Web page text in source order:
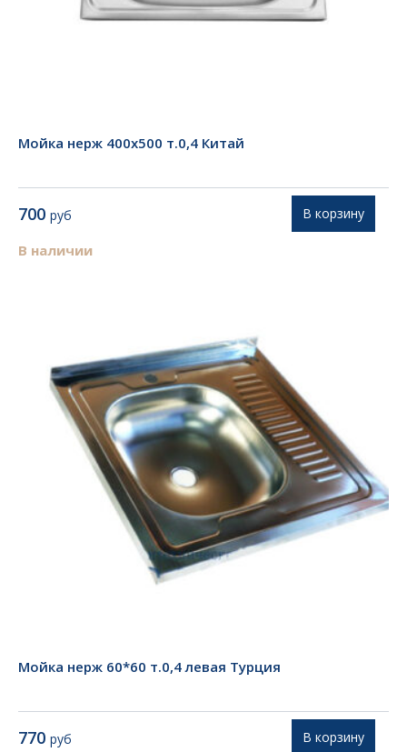
Мойка нерж 400х500 т.0,4 Китай
700 руб
В наличии
В корзину
Мойка нерж 60*60 т.0,4 левая Турция
770 руб В корзину